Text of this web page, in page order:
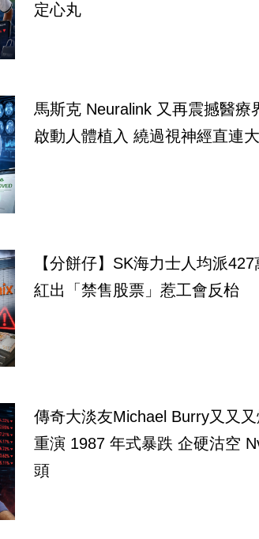
定心丸
馬斯克 Neuralink 又再震撼醫療界 盲視晶片最快半
啟動人體植入 繞過視神經直連
【分餅仔】SK海力士人均派
紅出「禁售股票」惹工會反枱
傳奇大淡友Michael Burry又又又爆股災
重演 1987 年式暴跌 企硬沽空
頭